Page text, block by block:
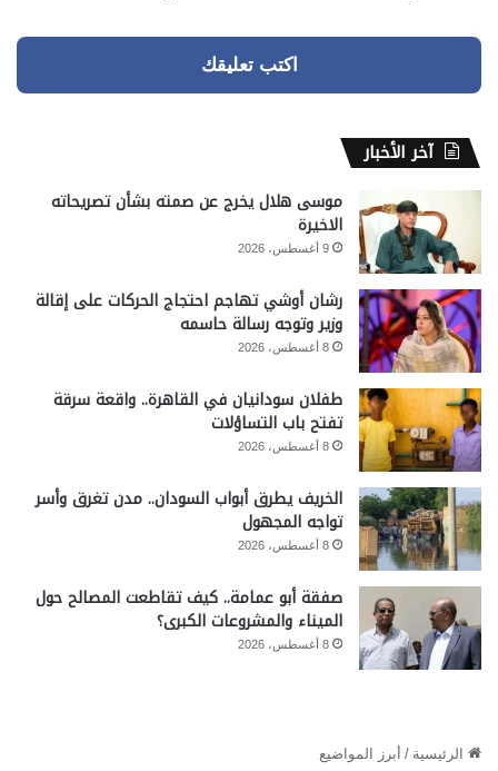
اكتب تعليقك
آخر الأخبار
موسى هلال يخرج عن صمته بشأن تصريحاته
الاخيرة
9 أغسطس، 2026
رشان أوشي تهاجم احتجاج الحركات على إقالة
وزير وتوجه رسالة حاسمه
8 أغسطس، 2026
طفلان سودانيان في القاهرة.. واقعة سرقة
تفتح باب التساؤلات
8 أغسطس، 2026
الخريف يطرق أبواب السودان.. مدن تغرق وأسر
تواجه المجهول
8 أغسطس، 2026
صفقة أبو عمامة.. كيف تقاطعت المصالح حول
الميناء والمشروعات الكبرى؟
8 أغسطس، 2026